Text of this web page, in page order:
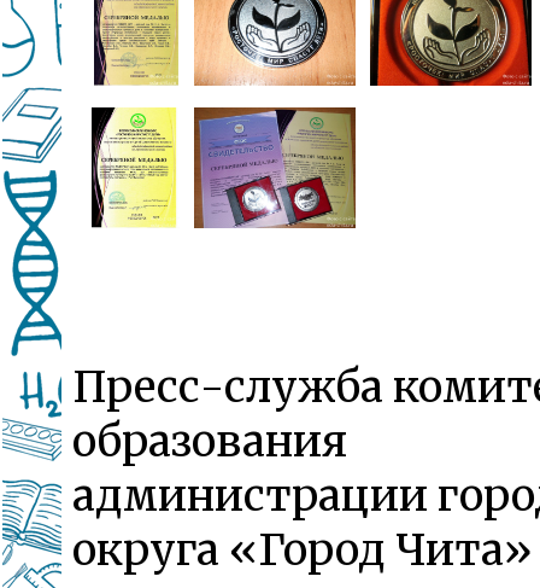
Пресс-служба
образования
администрации
округа «Город Чита»